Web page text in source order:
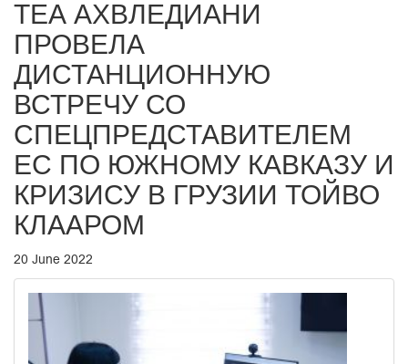
ТЕА АХВЛЕДИАНИ
ПРОВЕЛА
ДИСТАНЦИОННУЮ
ВСТРЕЧУ СО
СПЕЦПРЕДСТАВИТЕЛЕМ
ЕС ПО ЮЖНОМУ КАВКАЗУ И
КРИЗИСУ В ГРУЗИИ ТОЙВО
КЛААРОМ
20 June 2022